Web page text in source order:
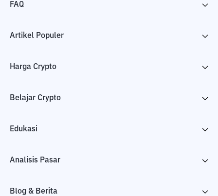
FAQ
Artikel Populer
Harga Crypto
Belajar Crypto
Edukasi
Analisis Pasar
Blog & Berita